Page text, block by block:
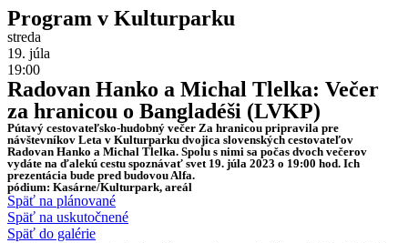
Program v Kulturparku
streda
19. júla
19:00
Radovan Hanko a Michal Tlelka: Večer
za hranicou o Bangladéši (LVKP)
Pútavý cestovateľsko-hudobný večer Za hranicou pripravila pre
návštevníkov Leta v Kulturparku dvojica slovenských cestovateľov
Radovan Hanko a Michal Tlelka. Spolu s nimi sa počas dvoch večerov
vydáte na ďalekú cestu spoznávať svet 19. júla 2023 o 19:00 hod. Ich
prezentácia bude pred budovou Alfa.
pódium: Kasárne/Kulturpark, areál
Späť na plánované
Späť na uskutočnené
Späť do galérie